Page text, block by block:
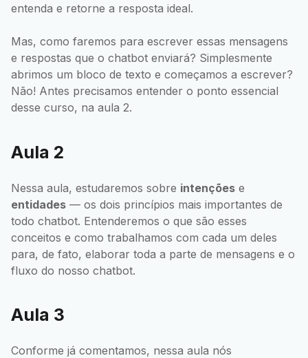
entenda e retorne a resposta ideal.
Mas, como faremos para escrever essas mensagens
e respostas que o chatbot enviará? Simplesmente
abrimos um bloco de texto e começamos a escrever?
Não! Antes precisamos entender o ponto essencial
desse curso, na aula 2.
Aula 2
Nessa aula, estudaremos sobre intenções e
entidades — os dois princípios mais importantes de
todo chatbot. Entenderemos o que são esses
conceitos e como trabalhamos com cada um deles
para, de fato, elaborar toda a parte de mensagens e o
fluxo do nosso chatbot.
Aula 3
Conforme já comentamos, nessa aula nós